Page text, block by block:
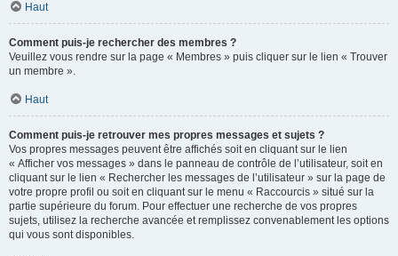
Haut
Comment puis-je rechercher des membres ?
Veuillez vous rendre sur la page « Membres » puis cliquer sur le lien « Trouver
un membre ».
Haut
Comment puis-je retrouver mes propres messages et sujets ?
Vos propres messages peuvent être affichés soit en cliquant sur le lien
« Afficher vos messages » dans le panneau de contrôle de l’utilisateur, soit en
cliquant sur le lien « Rechercher les messages de l’utilisateur » sur la page de
votre propre profil ou soit en cliquant sur le menu « Raccourcis » situé sur la
partie supérieure du forum. Pour effectuer une recherche de vos propres
sujets, utilisez la recherche avancée et remplissez convenablement les options
qui vous sont disponibles.